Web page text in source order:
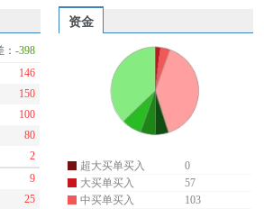
资金
：-398
146
150
100
80
2
9
25
超大买单买入
0
大买单买入
57
中买单买入
103